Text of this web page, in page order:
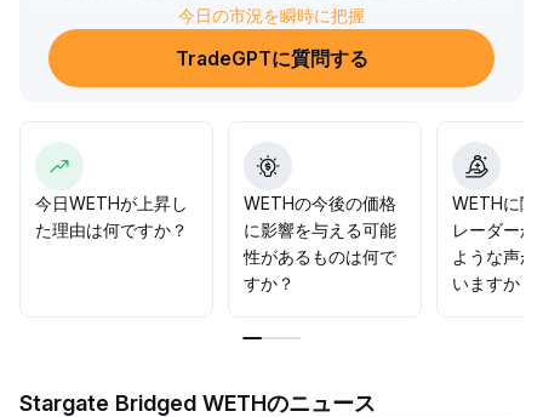
コンプライアンス推進、構造的資金配置の影響を受け、
WETHはコア流動性証明書およびDeFiステーキング資産と
しての価値ロジックが変わっていません。短期的にはセキ
的には引き続き配置し、構造的な増加資金やDeFiエコシス
テムのイノベーションによる価値回帰を捉えましょう。.
今日の市況を瞬時に把握
TradeGPTに質問する
今日WETHが上昇し
た理由は何ですか？
WETHの今後の価格
に影響を与える可能
性があるものは何で
すか？
WETHに関
レーダーか
ような声が
いますか？
Stargate Bridged WETHのニュース